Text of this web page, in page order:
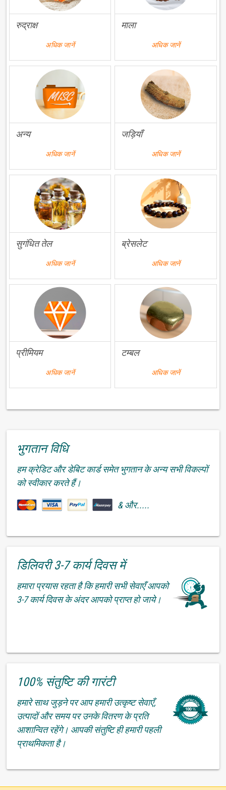
रुद्राक्ष
अधिक जानें
माला
अधिक जानें
अन्य
अधिक जानें
जड़ियाँ
अधिक जानें
सुगंधित तेल
अधिक जानें
ब्रेसलेट
अधिक जानें
प्रीमियम
अधिक जानें
टम्बल
अधिक जानें
भुगतान विधि
हम क्रेडिट और डेबिट कार्ड समेत भुगतान के अन्य सभी विकल्पों
को स्वीकार करते हैं।
& और.....
डिलिवरी 3-7 कार्य दिवस में
हमारा प्रयास रहता है कि हमारी सभी सेवाएँ आपको
3-7 कार्य दिवस के अंदर आपको प्राप्त हो जाये।
100% संतुष्टि की गारंटी
हमारे साथ जुड़ने पर आप हमारी उत्कृष्ट सेवाएँ,
उत्पादों और समय पर उनके वितरण के प्रति
आशान्वित रहेंगे। आपकी संतुष्टि ही हमारी पहली
प्राथमिकता है।